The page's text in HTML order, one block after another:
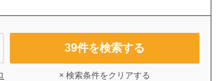
39件を検索する
× 検索条件をクリアする